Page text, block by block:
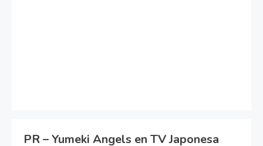
PR – Yumeki Angels en TV Japonesa